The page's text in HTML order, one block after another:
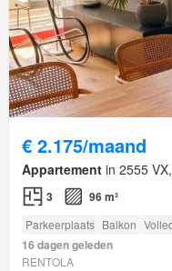
€ 2.175/maand
Appartement in 2555
3 96 m²
Parkeerplaats Balkon
16 dagen geleden
RENTOLA